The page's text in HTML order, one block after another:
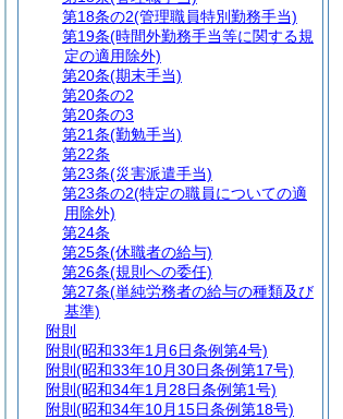
第18条の2(管理職員特別勤務手当)
第19条(時間外勤務手当等に関する規
定の適用除外)
第20条(期末手当)
第20条の2
第20条の3
第21条(勤勉手当)
第22条
第23条(災害派遣手当)
第23条の2(特定の職員についての適
用除外)
第24条
第25条(休職者の給与)
第26条(規則への委任)
第27条(単純労務者の給与の種類及び
基準)
附則
附則 (昭和33年1月6日条例第4号)
附則 (昭和33年10月30日条例第17号)
附則 (昭和34年1月28日条例第1号)
附則 (昭和34年10月15日条例第18号)